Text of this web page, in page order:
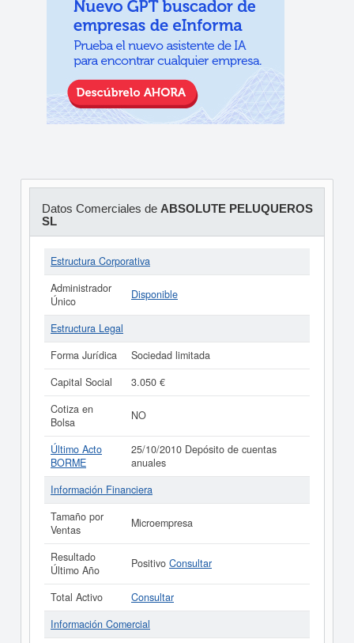
Datos Comerciales de ABSOLUTE PELUQUEROS
SL
Estructura Corporativa
Administrador
Único
Disponible
Estructura Legal
Forma Jurídica
Sociedad limitada
Capital Social
3.050 €
Cotiza en
Bolsa
NO
Último Acto
BORME
25/10/2010 Depósito de cuentas
anuales
Información Financiera
Tamaño por
Ventas
Microempresa
Resultado
Último Año
Positivo Consultar
Total Activo
Consultar
Información Comercial